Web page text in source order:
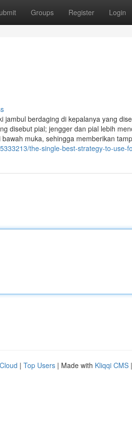
Groups Register Login
jambul berdaging di kepalanya yang
disebut pial; jengger dan pial lebih
muka, sehingga memberikan
the-single-best-strategy-to-use-
| Top Users | Made with Kliqqi CMS |